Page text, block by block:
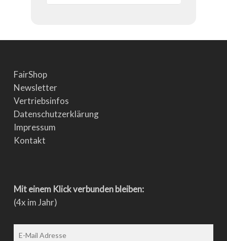
FairShop
Newsletter
Vertriebsinfos
Datenschutzerklärung
Impressum
Kontakt
Mit einem Klick verbunden bleiben:
(4x im Jahr)